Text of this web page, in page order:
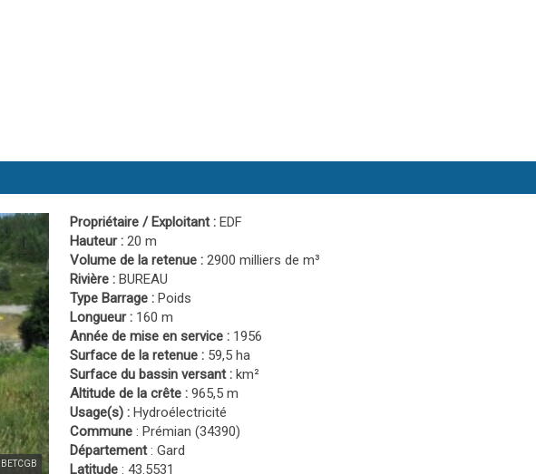
Propriétaire / Exploitant : EDF
Hauteur : 20 m
Volume de la retenue : 2900 milliers de m³
Rivière : BUREAU
Type Barrage : Poids
Longueur : 160 m
Année de mise en service : 1956
Surface de la retenue : 59,5 ha
Surface du bassin versant : km²
Altitude de la crête : 965,5 m
Usage(s) : Hydroélectricité
Commune : Prémian (34390)
Département: Gard
Latitude : 43.5531